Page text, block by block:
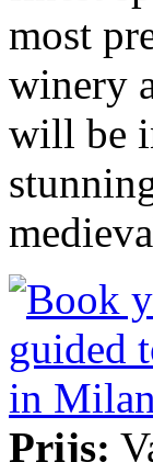
most
winery
will be
Prijs: